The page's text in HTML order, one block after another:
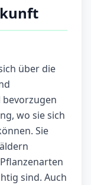
über die
bevorzugen
wo sie sich
Sie
sind. Auch